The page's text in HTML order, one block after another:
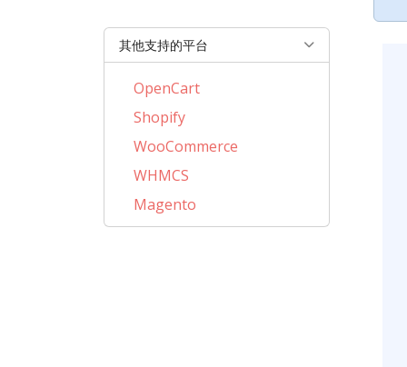
其他支持的平台
OpenCart
Shopify
WooCommerce
WHMCS
Magento
PrestaShop